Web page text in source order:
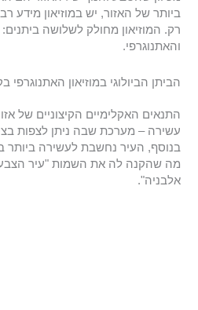
ביותר של האזור, יש במוזיאון מידע
רק. המוזיאון מחולק לשלושה ביתנים:
והאתנוגרפי.
הביתן הביולוגי במוזיאון האתנוגרפי
התנאים האקלימיים הקיצוניים של
עשירה – מערכת שבה ניתן לצפות
בנוסף, העיר נחשבת לעשירה ביותר
מה שהקנה לה את השמות "עיר
אלבניה".